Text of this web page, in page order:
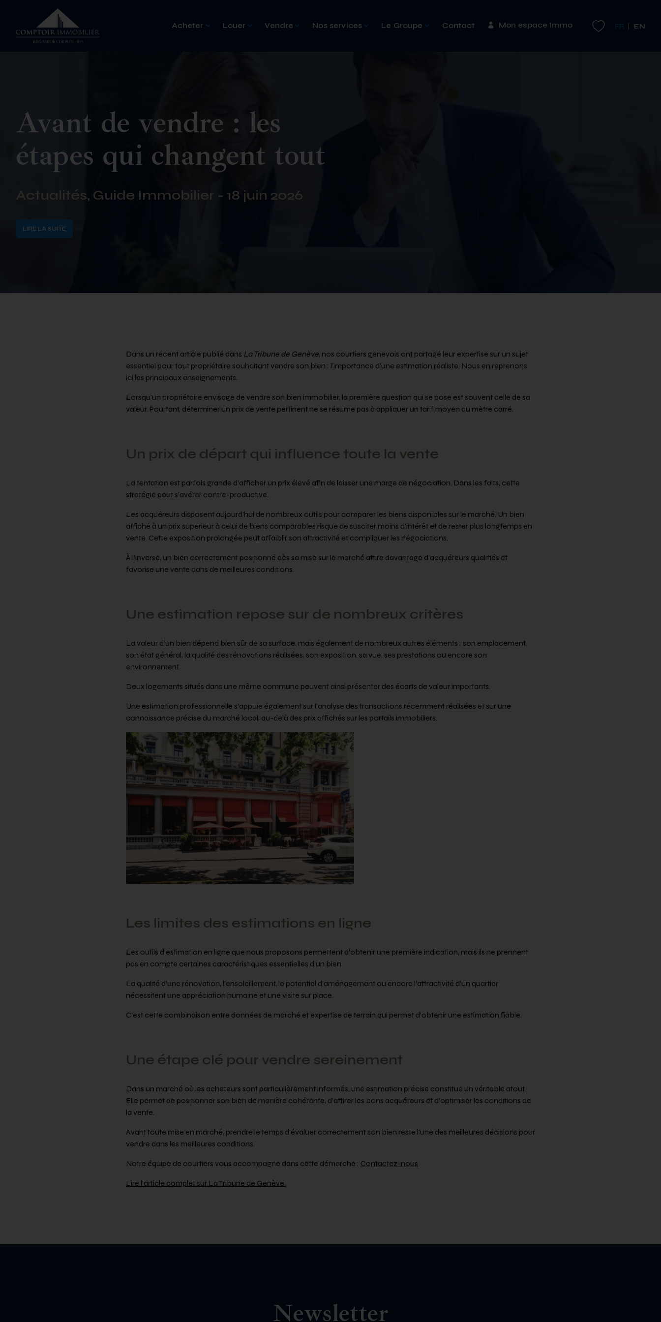
Acheter Louer Vendre Nos services Le Groupe Contact Mon espace Immo FR EN
Avant de vendre : les
étapes qui changent tout
Actualités, Guide Immobilier - 18 juin 2026
LIRE LA SUITE
Dans un récent article publié dans La Tribune de Genève, nos courtiers genevois ont partagé leur expertise sur un sujet
essentiel pour tout propriétaire souhaitant vendre son bien : l’importance d’une estimation réaliste. Nous en reprenons
ici les principaux enseignements.
Lorsqu’un propriétaire envisage de vendre son bien immobilier, la première question qui se pose est souvent celle de sa
valeur. Pourtant, déterminer un prix de vente pertinent ne se résume pas à appliquer un tarif moyen au mètre carré.
Un prix de départ qui influence toute la vente
La tentation est parfois grande d’afficher un prix élevé afin de laisser une marge de négociation. Dans les faits, cette
stratégie peut s’avérer contre-productive.
Les acquéreurs disposent aujourd’hui de nombreux outils pour comparer les biens disponibles sur le marché. Un bien
affiché à un prix supérieur à celui de biens comparables risque de susciter moins d’intérêt et de rester plus longtemps en
vente. Cette exposition prolongée peut affaiblir son attractivité et compliquer les négociations.
À l’inverse, un bien correctement positionné dès sa mise sur le marché attire davantage d’acquéreurs qualifiés et
favorise une vente dans de meilleures conditions.
Une estimation repose sur de nombreux critères
La valeur d’un bien dépend bien sûr de sa surface, mais également de nombreux autres éléments : son emplacement,
son état général, la qualité des rénovations réalisées, son exposition, sa vue, ses prestations ou encore son
environnement.
Deux logements situés dans une même commune peuvent ainsi présenter des écarts de valeur importants.
Une estimation professionnelle s’appuie également sur l’analyse des transactions récemment réalisées et sur une
connaissance précise du marché local, au-delà des prix affichés sur les portails immobiliers.
Les limites des estimations en ligne
Les outils d’estimation en ligne que nous proposons permettent d’obtenir une première indication, mais ils ne prennent
pas en compte certaines caractéristiques essentielles d’un bien.
La qualité d’une rénovation, l’ensoleillement, le potentiel d’aménagement ou encore l’attractivité d’un quartier
nécessitent une appréciation humaine et une visite sur place.
C’est cette combinaison entre données de marché et expertise de terrain qui permet d’obtenir une estimation fiable.
Une étape clé pour vendre sereinement
Dans un marché où les acheteurs sont particulièrement informés, une estimation précise constitue un véritable atout.
Elle permet de positionner son bien de manière cohérente, d’attirer les bons acquéreurs et d’optimiser les conditions de
la vente.
Avant toute mise en marché, prendre le temps d’évaluer correctement son bien reste l’une des meilleures décisions pour
vendre dans les meilleures conditions.
Notre équipe de courtiers vous accompagne dans cette démarche : Contactez-nous
Lire l’article complet sur La Tribune de Genève
Newsletter